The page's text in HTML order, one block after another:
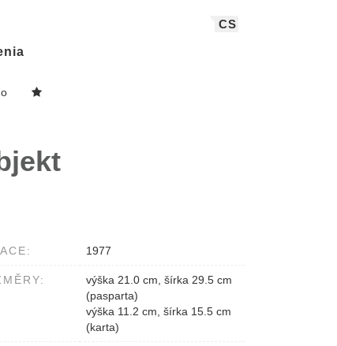
CS
1977
výška 21.0 cm, šírka 29.5 cm
(pasparta)
výška 11.2 cm, šírka 15.5 cm
(karta)